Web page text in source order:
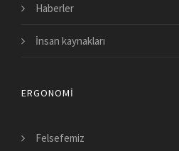
Haberler
İnsan kaynakları
ERGONOMI
Felsefemiz